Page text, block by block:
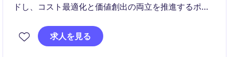
ドし、コスト最適化と価値創出の両立を推進するポジ
ローバル視点で持続可能な調達戦略の実行を担いま
す。
求人を見る